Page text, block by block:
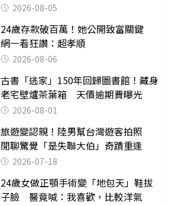
2026-08-05
24歲存款破百萬！她公開致富關鍵
網一看狂讚：超孝順
2026-08-06
古書「逃家」150年回歸圖書館！藏身
老宅壁爐茶葉箱 天價逾期費曝光
2026-08-01
旅遊變認親！陸男幫台灣遊客拍照
閒聊驚覺「是失聯大伯」奇蹟重逢
2026-07-18
24歲女做正顎手術變「地包天」鞋拔
子臉 醫竟喊：我喜歡，比較洋氣